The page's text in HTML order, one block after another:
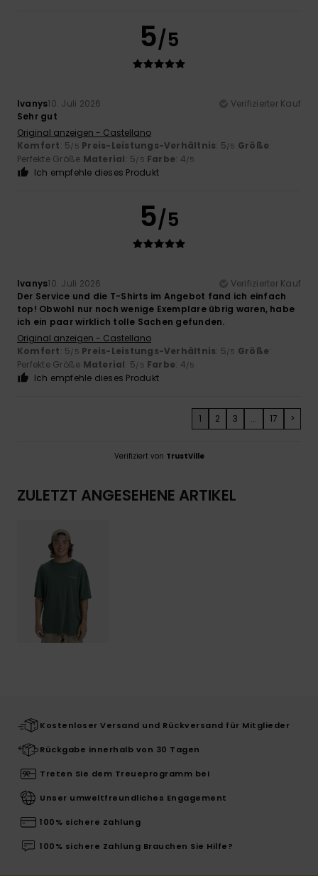
5/5
Ivanys10. Juli 2026
Verifizierter Kauf
Sehr gut
Original anzeigen - Castellano
Komfort: 5/5 Preis-Leistungs-Verhältnis: 5/5 Größe:
Perfekte Größe Material: 5/5 Farbe: 4/5
Ich empfehle dieses Produkt
5/5
Ivanys10. Juli 2026
Verifizierter Kauf
Der Service und die T-Shirts im Angebot fand ich einfach
top! Obwohl nur noch wenige Exemplare übrig waren, habe
ich ein paar wirklich tolle Sachen gefunden.
Original anzeigen - Castellano
Komfort: 5/5 Preis-Leistungs-Verhältnis: 5/5 Größe:
Perfekte Größe Material: 5/5 Farbe: 4/5
Ich empfehle dieses Produkt
1 2 3 ... 17 >
Verifiziert von TrustVille
ZULETZT ANGESEHENE ARTIKEL
Kostenloser Versand und Rückversand für Mitglieder
Rückgabe innerhalb von 30 Tagen
Treten Sie dem Treueprogramm bei
Unser umweltfreundliches Engagement
100% sichere Zahlung
100% sichere Zahlung Brauchen Sie Hilfe?